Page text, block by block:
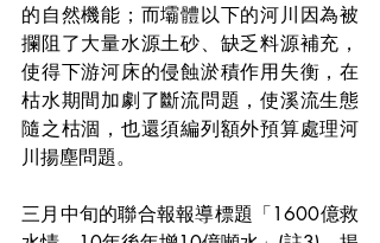
的自然機能；而壩體以下的河川因為被
攔阻了大量水源土砂、缺乏料源補充，
使得下游河床的侵蝕淤積作用失衡，在
枯水期間加劇了斷流問題，使溪流生態
隨之枯涸，也還須編列額外預算處理河
川揚塵問題。
三月中旬的聯合報報導標題「1600億救